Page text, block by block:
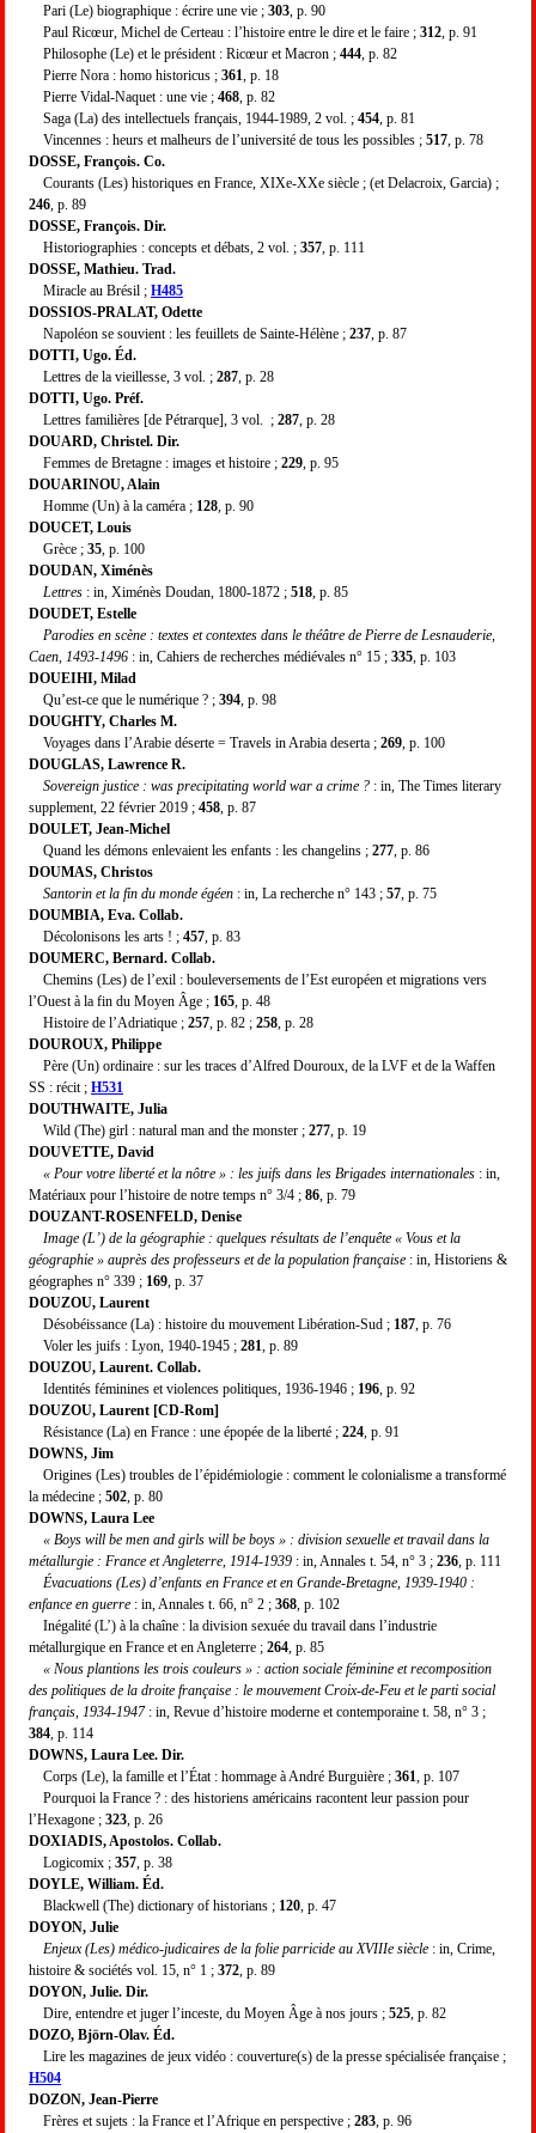
Pari (Le) biographique : écrire une vie ; 303 , p. 90
Paul Ricœur, Michel de Certeau : l’histoire entre le dire et le faire ; 312 , p. 91
Philosophe (Le) et le président : Ricœur et Macron ; 444 , p. 82
Pierre Nora : homo historicus ; 361 , p. 18
Pierre Vidal-Naquet : une vie ; 468 , p. 82
Saga (La) des intellectuels français, 1944-1989, 2 vol. ; 454 , p. 81
Vincennes : heurs et malheurs de l’université de tous les possibles ; 517 , p. 78
DOSSE, François. Co.
Courants (Les) historiques en France, XIXe-XXe siècle ; (et Delacroix, Garcia) ;
246 , p. 89
DOSSE, François. Dir.
Historiographies : concepts et débats, 2 vol. ; 357 , p. 111
DOSSE, Mathieu. Trad.
Miracle au Brésil ; H485
DOSSIOS-PRALAT, Odette
Napoléon se souvient : les feuillets de Sainte-Hélène ; 237 , p. 87
DOTTI, Ugo. Éd.
Lettres de la vieillesse, 3 vol. ; 287 , p. 28
DOTTI, Ugo. Préf.
Lettres familières [de Pétrarque], 3 vol. ; 287 , p. 28
DOUARD, Christel. Dir.
Femmes de Bretagne : images et histoire ; 229 , p. 95
DOUARINOU, Alain
Homme (Un) à la caméra ; 128 , p. 90
DOUCET, Louis
Grèce ; 35 , p. 100
DOUDAN, Ximénès
Lettres : in, Ximénès Doudan, 1800-1872 ; 518 , p. 85
DOUDET, Estelle
Parodies en scène : textes et contextes dans le théâtre de Pierre de Lesnauderie,
Caen, 1493-1496 : in, Cahiers de recherches médiévales n° 15 ; 335 , p. 103
DOUEIHI, Milad
Qu’est-ce que le numérique ? ; 394 , p. 98
DOUGHTY, Charles M.
Voyages dans l’Arabie déserte = Travels in Arabia deserta ; 269 , p. 100
DOUGLAS, Lawrence R.
Sovereign justice : was precipitating world war a crime ? : in, The Times literary
supplement, 22 février 2019 ; 458 , p. 87
DOULET, Jean-Michel
Quand les démons enlevaient les enfants : les changelins ; 277 , p. 86
DOUMAS, Christos
Santorin et la fin du monde égéen : in, La recherche n° 143 ; 57 , p. 75
DOUMBIA, Eva. Collab.
Décolonisons les arts ! ; 457 , p. 83
DOUMERC, Bernard. Collab.
Chemins (Les) de l’exil : bouleversements de l’Est européen et migrations vers
l’Ouest à la fin du Moyen Âge ; 165 , p. 48
Histoire de l’Adriatique ; 257 , p. 82 ; 258 , p. 28
DOUROUX, Philippe
Père (Un) ordinaire : sur les traces d’Alfred Douroux, de la LVF et de la Waffen
SS : récit ; H531
DOUTHWAITE, Julia
Wild (The) girl : natural man and the monster ; 277 , p. 19
DOUVETTE, David
« Pour votre liberté et la nôtre » : les juifs dans les Brigades internationales : in,
Matériaux pour l’histoire de notre temps n° 3/4 ; 86 , p. 79
DOUZANT-ROSENFELD, Denise
Image (L’) de la géographie : quelques résultats de l’enquête « Vous et la
géographie » auprès des professeurs et de la population française : in, Historiens &
géographes n° 339 ; 169 , p. 37
DOUZOU, Laurent
Désobéissance (La) : histoire du mouvement Libération-Sud ; 187 , p. 76
Voler les juifs : Lyon, 1940-1945 ; 281 , p. 89
DOUZOU, Laurent. Collab.
Identités féminines et violences politiques, 1936-1946 ; 196 , p. 92
DOUZOU, Laurent [CD-Rom]
Résistance (La) en France : une épopée de la liberté ; 224 , p. 91
DOWNS, Jim
Origines (Les) troubles de l’épidémiologie : comment le colonialisme a transformé
la médecine ; 502 , p. 80
DOWNS, Laura Lee
« Boys will be men and girls will be boys » : division sexuelle et travail dans la
métallurgie : France et Angleterre, 1914-1939 : in, Annales t. 54, n° 3 ; 236 , p. 111
Évacuations (Les) d’enfants en France et en Grande-Bretagne, 1939-1940 :
enfance en guerre : in, Annales t. 66, n° 2 ; 368 , p. 102
Inégalité (L’) à la chaîne : la division sexuée du travail dans l’industrie
métallurgique en France et en Angleterre ; 264 , p. 85
« Nous plantions les trois couleurs » : action sociale féminine et recomposition
des politiques de la droite française : le mouvement Croix-de-Feu et le parti social
français, 1934-1947: in, Revue d’histoire moderne et contemporaine t. 58, n° 3 ;
384 , p. 114
DOWNS, Laura Lee. Dir.
Corps (Le), la famille et l’État : hommage à André Burguière ; 361 , p. 107
Pourquoi la France ? : des historiens américains racontent leur passion pour
l’Hexagone ; 323 , p. 26
DOXIADIS, Apostolos. Collab.
Logicomix ; 357 , p. 38
DOYLE, William. Éd.
Blackwell (The) dictionary of historians ; 120 , p. 47
DOYON, Julie
Enjeux (Les) médico-judicaires de la folie parricide au XVIIIe siècle : in, Crime,
histoire & sociétés vol. 15, n° 1 ; 372 , p. 89
DOYON, Julie. Dir.
Dire, entendre et juger l’inceste, du Moyen Âge à nos jours ; 525 , p. 82
DOZO, Björn-Olav. Éd.
Lire les magazines de jeux vidéo : couverture(s) de la presse spécialisée française ;
H504
DOZON, Jean-Pierre
Frères et sujets : la France et l’Afrique en perspective ; 283 , p. 96